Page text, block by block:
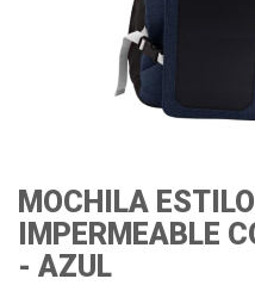
MOCHILA
IMPERMEABLE
- AZUL
Todas las
Mercado Pago
Transferencia
Todas las
Mercado Pago
Transferencia
Beneficio
9 cuotas sin
Beneficio